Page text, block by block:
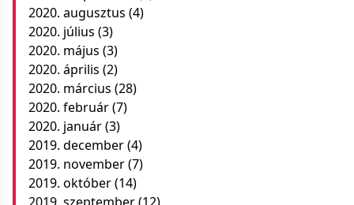
2020. augusztus (4)
2020. július (3)
2020. május (3)
2020. április (2)
2020. március (28)
2020. február(7)
2020. január(3)
2019. december(4)
2019. november(7)
2019. október(14)